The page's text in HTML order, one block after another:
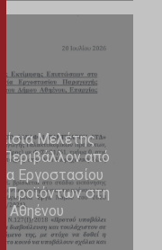
Μελέτης
από
Εργοστασίου
Προϊόντων στη
Αθηένου